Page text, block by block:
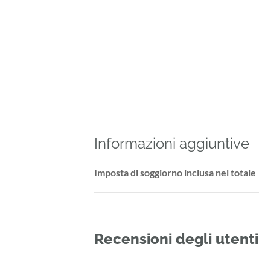
Informazioni aggiuntive
Imposta di soggiorno inclusa nel totale
Recensioni degli utenti